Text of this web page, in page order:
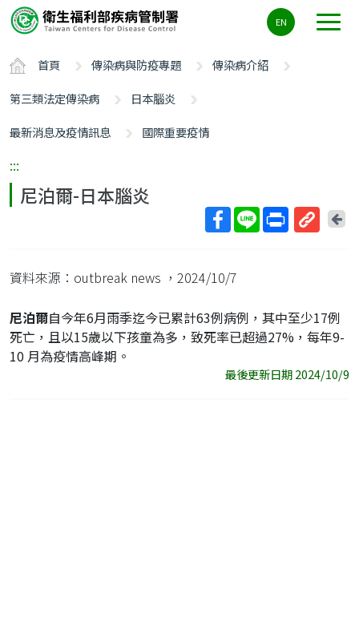
要
容
ALT+C
EN
首頁 傳染病與防疫專題
傳染病介紹
第三類法定傳染病
日本腦炎
最新消息及疫情訊息
國際重要疫情
:::
尼泊爾-日本腦炎
址
回
資料來源：outbreak news ，2024/10/7
尼泊爾自今年6月雨季迄今已累計63例病例，其中至少17例
死亡，且以15歲以下孩童為多，致死率已超過27%，每年9-
10 月為疫情高峰期。
最後更新日期 2024/10/9